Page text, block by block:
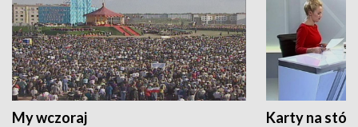
My wczoraj Karty na